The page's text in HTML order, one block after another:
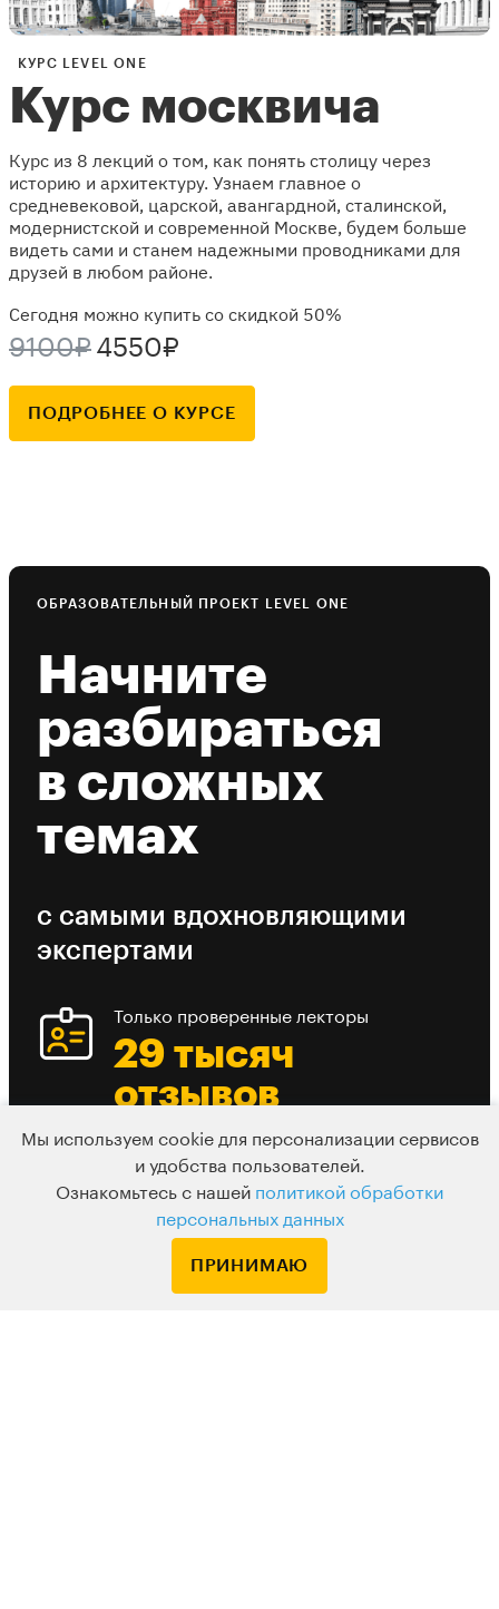
КУРС LEVEL ONE
Курс москвича
Курс из 8 лекций о том, как понять столицу через
историю и архитектуру. Узнаем главное о
средневековой, царской, авангардной, сталинской,
модернистской и современной Москве, будем больше
видеть сами и станем надежными проводниками для
друзей в любом районе.
Сегодня можно купить со скидкой 50%
9100₽ 4550₽
ПОДРОБНЕЕ О КУРСЕ
ОБРАЗОВАТЕЛЬНЫЙ ПРОЕКТ LEVEL ONE
Начните
разбираться
в сложных
темах
с самыми вдохновляющими
экспертами
Только проверенные лекторы
29 тысяч
отзывов
на лекции и
практикумы
Вам понравится
4,9 из 5,0
Мы используем cookie для персонализации сервисов
и удобства пользователей.
Ознакомьтесь с нашей политикой обработки
персональных данных
ПРИНИМАЮ